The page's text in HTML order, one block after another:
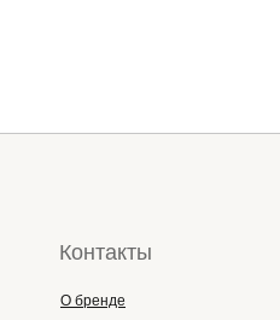
О бренде
Контакты